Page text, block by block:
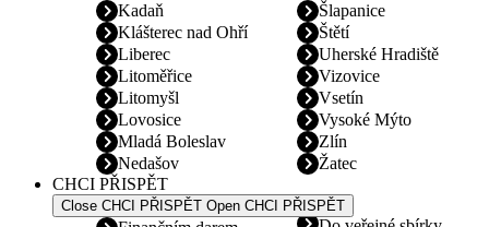
Kadaň
Klášterec nad Ohří
Liberec
Litoměřice
Litomyšl
Lovosice
Mladá Boleslav
Nedašov
Šlapanice
Štětí
Uherské Hradiště
Vizovice
Vsetín
Vysoké Mýto
Zlín
Žatec
CHCI PŘISPĚT
Close CHCI PŘISPĚT Open CHCI PŘISPĚT